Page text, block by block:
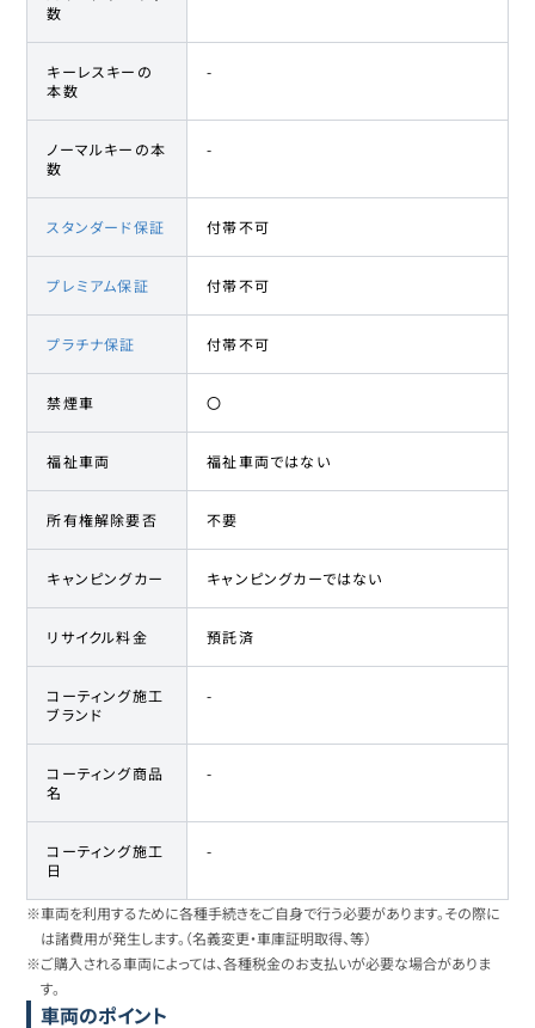
数
キーレスキーの
本数
-
ノーマルキーの本
数
-
スタンダード保証 付帯不可
プレミアム保証 付帯不可
プラチナ保証 付帯不可
禁煙車 〇
福祉車両 福祉車両ではない
所有権解除要否 不要
キャンピングカー キャンピングカーではない
リサイクル料金 預託済
コーティング施工
ブランド
-
コーティング商品
名
-
コーティング施工
日
-
※車両を利用するために各種手続きをご自身で行う必要があります。その際に
は諸費用が発生します。（名義変更・車庫証明取得、等）
※ご購入される車両によっては、各種税金のお支払いが必要な場合がありま
す。
車両のポイント